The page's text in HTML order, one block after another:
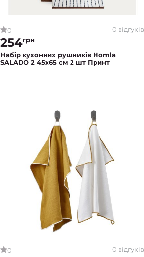
0 0 відгуків
254грн
Набір кухонних рушників Homla
SALADO 2 45x65 см 2 шт Принт
0 0 відгуків